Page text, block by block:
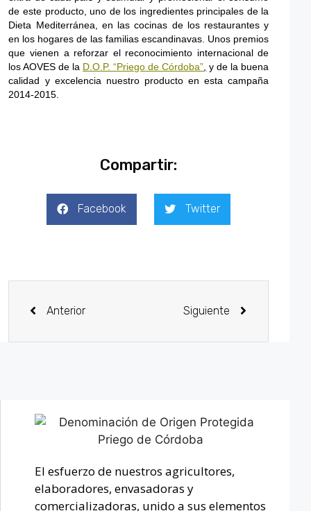
de este producto, uno de los ingredientes principales de la
Dieta Mediterránea, en las cocinas de los restaurantes y
en los hogares de las familias escandinavas. Unos premios
que vienen a reforzar el reconocimiento internacional de
los AOVES de la D.O.P. “Priego de Córdoba” y de la buena
calidad y excelencia nuestro producto en esta campaña
2014-2015.
Compartir:
Facebook Twitter
Anterior Siguiente
El esfuerzo de nuestros agricultores,
elaboradores, envasadoras y
comercializadoras, unido a sus elementos